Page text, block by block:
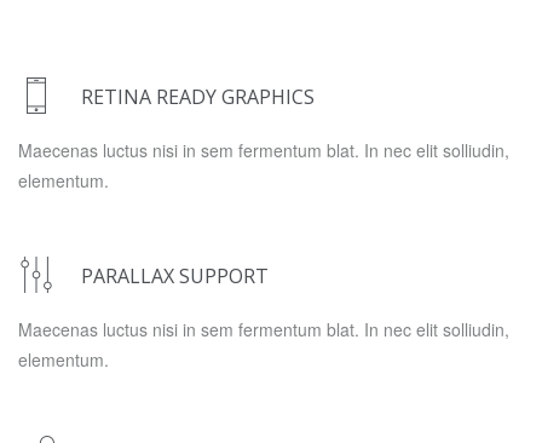
RETINA READY GRAPHICS
Maecenas luctus nisi in sem fermentum blat. In nec elit solliudin,
elementum.
PARALLAX SUPPORT
Maecenas luctus nisi in sem fermentum blat. In nec elit solliudin,
elementum.